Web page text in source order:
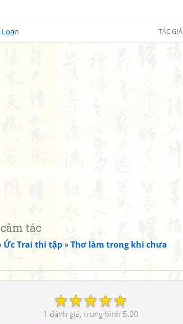
Loạn TÁC GIẢ
tác
Ức Trai thi tập»Thơ làm trong khi chưa
☆
☆
☆
☆
☆
1 5.00